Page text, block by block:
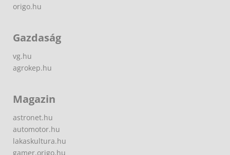
origo.hu
Gazdaság
vg.hu
agrokep.hu
Magazin
astronet.hu
automotor.hu
lakaskultura.hu
gamer.origo.hu